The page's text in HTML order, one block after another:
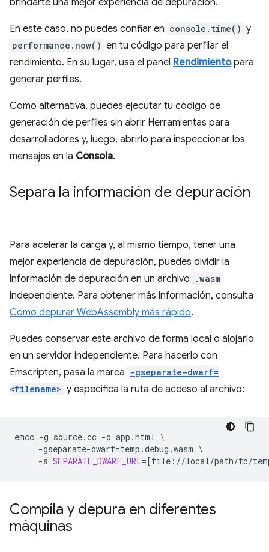
En este caso, no puedes confiar en console.time() y
performance.now() en tu código para perfilar el
rendimiento. En su lugar, usa el panel Rendimientopara
generar perfiles.
Como alternativa, puedes ejecutar tu código de
generación de perfiles sin abrir Herramientas para
desarrolladores y, luego, abrirlo para inspeccionar los
mensajes en la Consola.
Separa la información de depuración
Para acelerar la carga y, al mismo tiempo, tener una
mejor experiencia de depuración, puedes dividir la
información de depuración en un archivo
.wasm
independiente. Para obtener más información, consulta
Cómo depurar WebAssembly más rápido.
Puedes conservar este archivo de forma local o alojarlo
en un servidor independiente. Para hacerlo con
Emscripten, pasa la marca -gseparate-dwarf=
<filename> y especifica la ruta de acceso al archivo:
emcc -g source.cc -o app.html \
-gseparate-dwarf=temp.debug.wasm \
-s SEPARATE_DWARF_URL=[file://local/path/to/
Compila y depura en diferentes
máquinas